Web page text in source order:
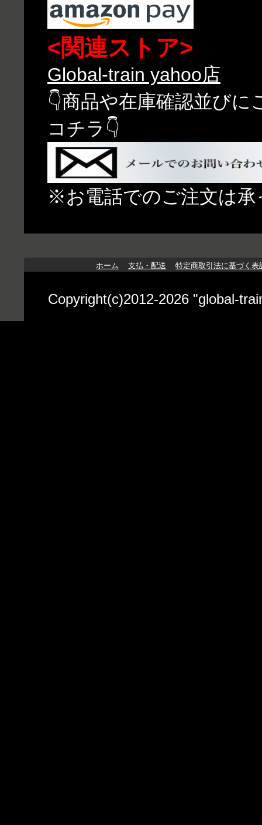
<関連ストア>
Global-train yahoo店
👇商品や在庫確認並び
コチラ👇
※お電話でのご注文は
ホーム 支払・配送 特定商取引法に基づく表
Copyright(c)2012-2026 "global-